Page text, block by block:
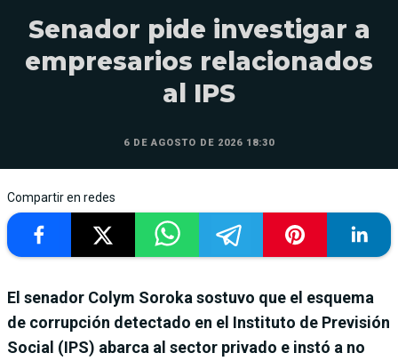
Senador pide investigar a
empresarios relacionados
al IPS
6 DE AGOSTO DE 2026 18:30
Compartir en redes
El senador Colym Soroka sostuvo que el esquema
de corrupción detectado en el Instituto de Previsión
Social (IPS) abarca al sector privado e instó a no